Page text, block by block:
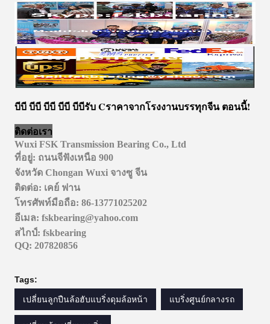
บีบี บีบี บีบี บีบี บีบีรับ Cราคาจากโรงงานบรรทุกจีน ตอนนี้!
ติดต่อเรา
Wuxi FSK Transmission Bearing Co., Ltd
ที่อยู่: ถนนจีฟังเหนือ 900
จังหวัด Chongan Wuxi จางซู จีน
ติดต่อ: เคย์ ฟาน
โทรศัพท์มือถือ: 86-13771025202
อีเมล: fskbearing@yahoo.com
สไกป์: fskbearing
QQ: 207820856
Tags:
เปลี่ยนลูกปืนล้อฮับแบริ่งดุมล้อหน้า แบริ่งศูนย์กลางรถ